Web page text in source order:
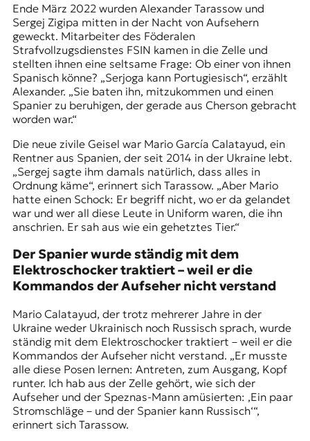
Ende März 2022 wurden Alexander Tarassow und
Sergej Zigipa mitten in der Nacht von Aufsehern
geweckt. Mitarbeiter des Föderalen
Strafvollzugsdienstes FSIN kamen in die Zelle und
stellten ihnen eine seltsame Frage: Ob einer von ihnen
Spanisch könne? „Serjoga kann Portugiesisch“, erzählt
Alexander. „Sie baten ihn, mitzukommen und einen
Spanier zu beruhigen, der gerade aus Cherson gebracht
worden war.“
Die neue zivile Geisel war Mario García Calatayud, ein
Rentner aus Spanien, der seit 2014 in der Ukraine lebt.
„Sergej sagte ihm damals natürlich, dass alles in
Ordnung käme“, erinnert sich Tarassow. „Aber Mario
hatte einen Schock: Er begriff nicht, wo er da gelandet
war und wer all diese Leute in Uniform waren, die ihn
anschrien. Er sah aus wie ein gehetztes Tier.“
Der Spanier wurde ständig mit dem
Elektroschocker traktiert – weil er die
Kommandos der Aufseher nicht verstand
Mario Calatayud, der trotz mehrerer Jahre in der
Ukraine weder Ukrainisch noch Russisch sprach, wurde
ständig mit dem Elektroschocker traktiert – weil er die
Kommandos der Aufseher nicht verstand. „Er musste
alle diese Posen lernen: Antreten, zum Ausgang, Kopf
runter. Ich hab aus der Zelle gehört, wie sich der
Aufseher und der Speznas-Mann amüsierten: ‚Ein paar
Stromschläge – und der Spanier kann Russisch‘“,
erinnert sich Tarassow.